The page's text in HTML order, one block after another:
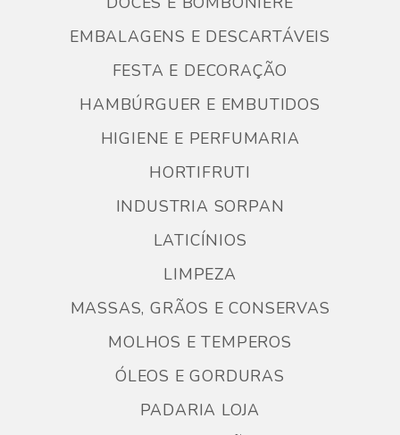
EMBALAGENS E DESCARTÁVEIS
FESTA E DECORAÇÃO
HAMBÚRGUER E EMBUTIDOS
HIGIENE E PERFUMARIA
HORTIFRUTI
INDUSTRIA SORPAN
LATICÍNIOS
LIMPEZA
MASSAS, GRÃOS E CONSERVAS
MOLHOS E TEMPEROS
ÓLEOS E GORDURAS
PADARIA LOJA